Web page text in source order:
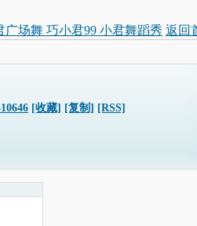
广场舞 巧小君99 小君舞蹈秀 返回
[收藏] [复制] [RSS]